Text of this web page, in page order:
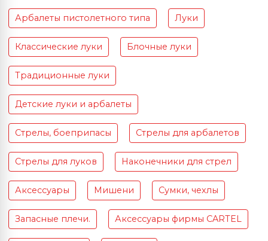
Арбалеты пистолетного типа Луки
Классические луки Блочные луки
Традиционные луки
Детские луки и арбалеты
Стрелы, боеприпасы Стрелы для арбалетов
Стрелы для луков Наконечники для стрел
Аксессуары Мишени Сумки, чехлы
Запасные плечи. Аксессуары фирмы CARTEL